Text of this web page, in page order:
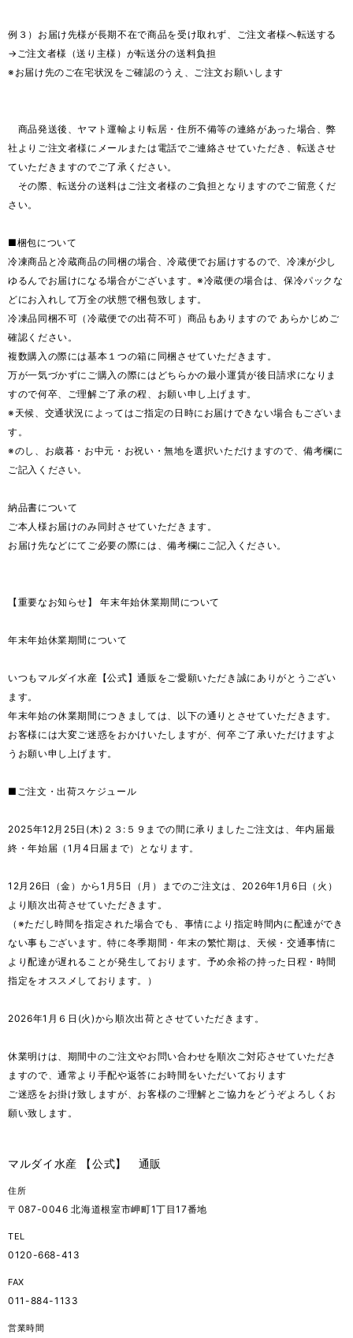
例３）お届け先様が長期不在で商品を受け取れず、ご注文者様へ転送する
→ご注文者様（送り主様）が転送分の送料負担
※お届け先のご在宅状況をご確認のうえ、ご注文お願いします
商品発送後、ヤマト運輸より転居・住所不備等の連絡があった場合、弊
社よりご注文者様にメールまたは電話でご連絡させていただき、転送させ
ていただきますのでご了承ください。
その際、転送分の送料はご注文者様のご負担となりますのでご留意くだ
さい。
■梱包について
冷凍商品と冷蔵商品の同梱の場合、冷蔵便でお届けするので、冷凍が少し
ゆるんでお届けになる場合がございます。※冷蔵便の場合は、保冷パックな
どにお入れして万全の状態で梱包致します。
冷凍品同梱不可（冷蔵便での出荷不可）商品もありますので あらかじめご
確認ください。
複数購入の際には基本１つの箱に同梱させていただきます。
万が一気づかずにご購入の際にはどちらかの最小運賃が後日請求になりま
すので何卒、ご理解ご了承の程、お願い申し上げます。
※天候、交通状況によってはご指定の日時にお届けできない場合もございま
す。
※のし、お歳暮・お中元・お祝い・無地を選択いただけますので、備考欄に
ご記入ください。
納品書について
ご本人様お届けのみ同封させていただきます。
お届け先などにてご必要の際には、備考欄にご記入ください。
【重要なお知らせ】 年末年始休業期間について
年末年始休業期間について
いつもマルダイ水産【公式】通販をご愛願いただき誠にありがとうござい
ます。
年末年始の休業期間につきましては、以下の通りとさせていただきます。
お客様には大変ご迷惑をおかけいたしますが、何卒ご了承いただけますよ
うお願い申し上げます。
■ご注文・出荷スケジュール
2025年12月25日(木)２３:５９までの間に承りましたご注文は、年内届最
終・年始届（1月4日届まで）となります。
12月26日（金）から1月5日（月）までのご注文は、2026年1月6日（火）
より順次出荷させていただきます。
（※ただし時間を指定された場合でも、事情により指定時間内に配達ができ
ない事もございます。特に冬季期間・年末の繁忙期は、天候・交通事情に
より配達が遅れることが発生しております。予め余裕の持った日程・時間
指定をオススメしております。）
2026年1月６日(火)から順次出荷とさせていただきます。
休業明けは、期間中のご注文やお問い合わせを順次ご対応させていただき
ますので、通常より手配や返答にお時間をいただいております
ご迷惑をお掛け致しますが、お客様のご理解とご協力をどうぞよろしくお
願い致します。
マルダイ水産 【公式】 通販
住所
〒087-0046 北海道根室市岬町1丁目17番地
TEL
0120-668-413
FAX
011-884-1133
営業時間